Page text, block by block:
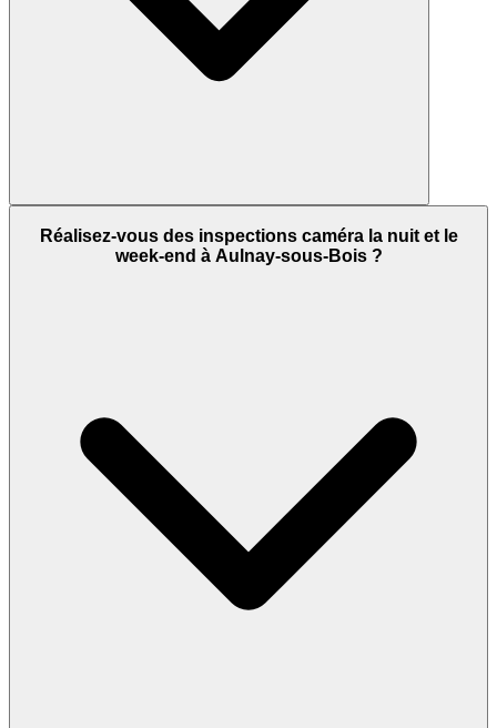
Réalisez-vous des inspections caméra la nuit et le
week-end à Aulnay-sous-Bois ?